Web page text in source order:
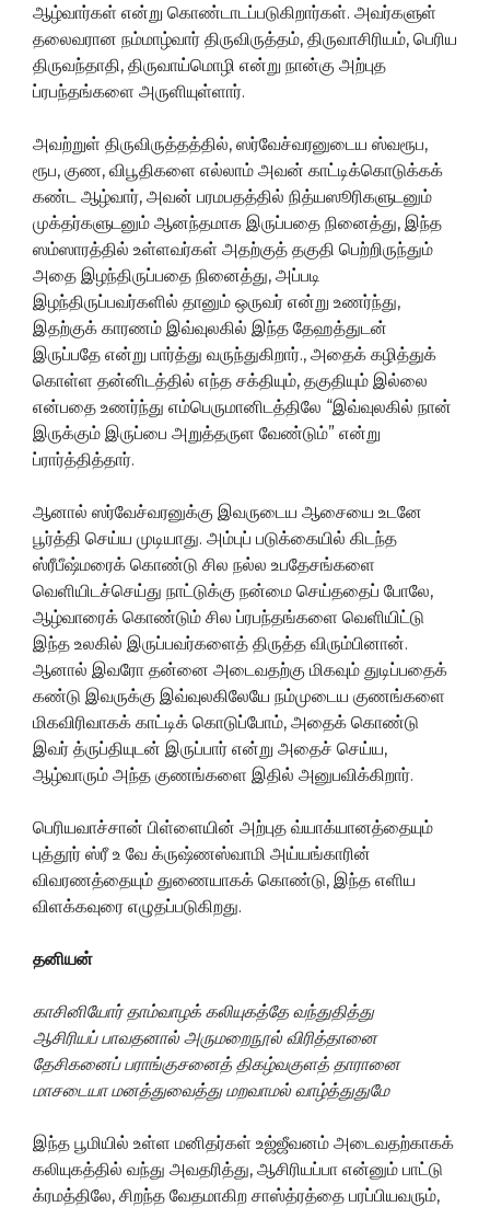
ஆழ்வார்கள் என்று கொண்டாடப்படுகிறார்கள். அவர்களுள்
தலைவரான நம்மாழ்வார் திருவிருத்தம், திருவாசிரியம், பெரிய
திருவந்தாதி, திருவாய்மொழி என்று நான்கு அற்புத
ப்ரபந்தங்களை அருளியுள்ளார்.
அவற்றுள் திருவிருத்தத்தில், ஸர்வேச்வரனுடைய ஸ்வரூப,
ரூப, குண, விபூதிகளை எல்லாம் அவன் காட்டிக்கொடுக்கக்
கண்ட ஆழ்வார், அவன் பரமபதத்தில் நித்யஸூரிகளுடனும்
முக்தர்களுடனும் ஆனந்தமாக இருப்பதை நினைத்து, இந்த
ஸம்ஸாரத்தில் உள்ளவர்கள் அதற்குத் தகுதி பெற்றிருந்தும்
அதை இழந்திருப்பதை நினைத்து, அப்படி
இழந்திருப்பவர்களில் தானும் ஒருவர் என்று உணர்ந்து,
இதற்குக் காரணம் இவ்வுலகில் இந்த தேஹத்துடன்
இருப்பதே என்று பார்த்து வருந்துகிறார்., அதைக் கழித்துக்
கொள்ள தன்னிடத்தில் எந்த சக்தியும், தகுதியும் இல்லை
என்பதை உணர்ந்து எம்பெருமானிடத்திலே “இவ்வுலகில் நான்
இருக்கும் இருப்பை அறுத்தருள வேண்டும்” என்று
ப்ரார்த்தித்தார்.
ஆனால் ஸர்வேச்வரனுக்கு இவருடைய ஆசையை உடனே
பூர்த்தி செய்ய முடியாது. அம்புப் படுக்கையில் கிடந்த
ஸ்ரீபீஷ்மரைக் கொண்டு சில நல்ல உபதேசங்களை
வெளியிடச்செய்து நாட்டுக்கு நன்மை செய்ததைப் போலே,
ஆழ்வாரைக் கொண்டும் சில ப்ரபந்தங்களை வெளியிட்டு
இந்த உலகில் இருப்பவர்களைத் திருத்த விரும்பினான்.
ஆனால் இவரோ தன்னை அடைவதற்கு மிகவும் துடிப்பதைக்
கண்டு இவருக்கு இவ்வுலகிலேயே நம்முடைய குணங்களை
மிகவிரிவாகக் காட்டிக் கொடுப்போம், அதைக் கொண்டு
இவர் த்ருப்தியுடன் இருப்பார் என்று அதைச் செய்ய,
ஆழ்வாரும் அந்த குணங்களை இதில் அனுபவிக்கிறார்.
பெரியவாச்சான் பிள்ளையின் அற்புத வ்யாக்யானத்தையும்
புத்தூர் ஸ்ரீ உ வே க்ருஷ்ணஸ்வாமி அய்யங்காரின்
விவரணத்தையும் துணையாகக் கொண்டு, இந்த எளிய
விளக்கவுரை எழுதப்படுகிறது.
தனியன்
காசினியோர் தாம்வாழக் கலியுகத்தே வந்துதித்து
ஆசிரியப் பாவதனால் அருமறைநூல் விரித்தானை
தேசிகனைப் பராங்குசனைத் திகழ்வகுளத் தாரானை
மாசடையா மனத்துவைத்து மறவாமல் வாழ்த்துதுமே
இந்த பூமியில் உள்ள மனிதர்கள் உஜ்ஜீவனம் அடைவதற்காகக்
கலியுகத்தில் வந்து அவதரித்து, ஆசிரியப்பா என்னும் பாட்டு
க்ரமத்திலே, சிறந்த வேதமாகிற சாஸ்த்ரத்தை பரப்பியவரும்,